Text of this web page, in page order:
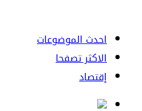
احدث الموضوعات
الاكثر تصفحا
إقتصاد